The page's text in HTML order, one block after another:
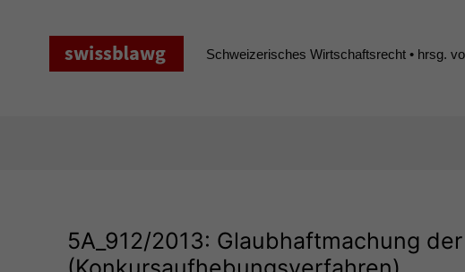
Schweizerisches Wirtschaftsrecht • hrsg.
5A_912/2013: Glaubhaftmachung